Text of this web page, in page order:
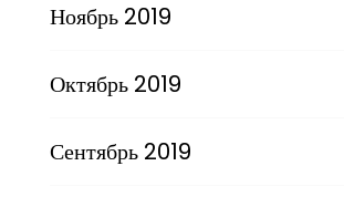
Ноябрь 2019
Октябрь 2019
Сентябрь 2019